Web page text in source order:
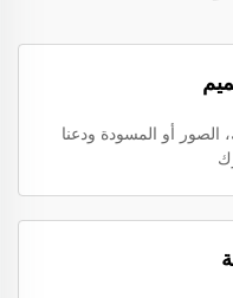
أو المسودة ودعنا